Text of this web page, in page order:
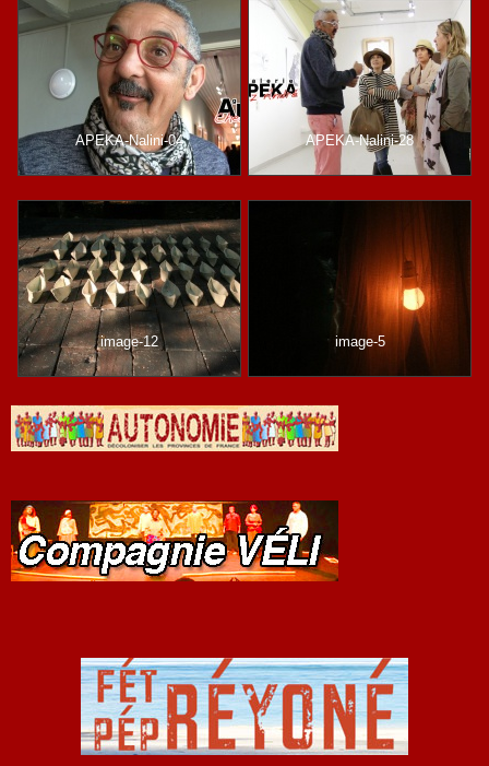
APEKA-Nalini-04 APEKA-Nalini-28
image-12 image-5